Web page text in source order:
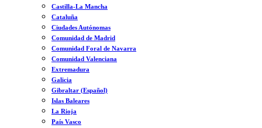
Castilla-La Mancha
Cataluña
Ciudades Autónomas
Comunidad de Madrid
Comunidad Foral de Navarra
Comunidad Valenciana
Extremadura
Galicia
Gibraltar (Español)
Islas Baleares
La Rioja
País Vasco